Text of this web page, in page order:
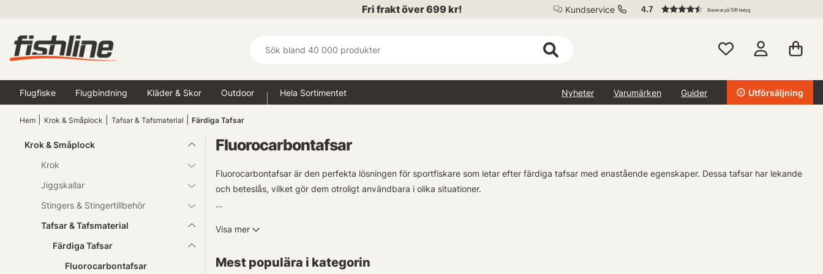
Fri frakt över 699 kr! Kundservice 4.7 Baserat på 536 betyg
Flugfiske Flugbindning Kläder & Skor Outdoor Hela Sortimentet Nyheter Varumärken Guider Utförsäljning
Hem Krok & Småplock Tafsar & Tafsmaterial Färdiga Tafsar
Krok & Småplock
Krok
Jiggskallar
Stingers & Stingertillbehör
Tafsar & Tafsmaterial
Färdiga Tafsar
Fluorocarbontafsar
Fluorocarbontafsar
Fluorocarbontafsar är den perfekta lösningen för sportfiskare som letar efter färdiga tafsar med enastående egenskaper. Dessa tafsar har lekande
och beteslås, vilket gör dem otroligt användbara i olika situationer.
med exempelvis ståltafsar. Så oavsett om du befinner dig i klart eller grumligt vatten kan du vara säker på att dina fluorkolabonatfasrar inte kommer
Visa mer
Mest populära i kategorin